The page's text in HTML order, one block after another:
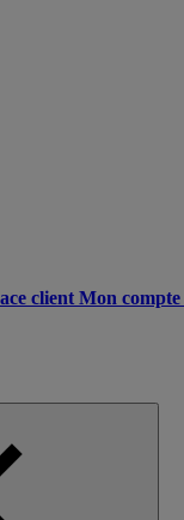
client Mon compte